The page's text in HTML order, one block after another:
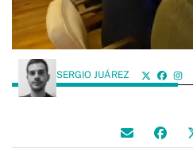
SERGIO JUÁREZ